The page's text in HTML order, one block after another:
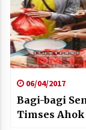
06/04/2017
Bagi-bagi
Timses